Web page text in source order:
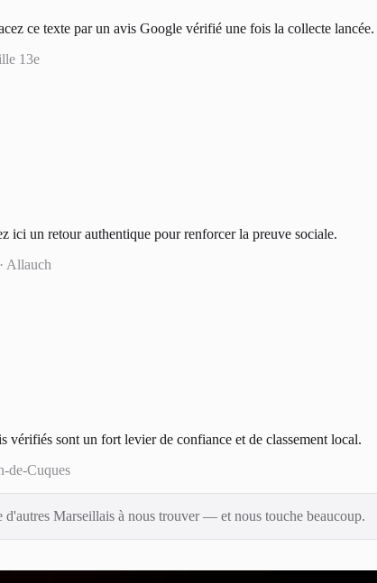
ce texte par un avis Google vérifié une fois la collecte lancée.
13e
ici un retour authentique pour renforcer la preuve sociale.
Allauch
vérifiés sont un fort levier de confiance et de classement local.
de-Cuques
Marseillais à nous trouver — et nous touche beaucoup.